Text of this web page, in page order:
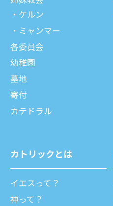
ケルン
ミャンマー
各委員会
幼稚園
墓地
寄付
カテドラル
カトリックとは
イエスって？
神って？